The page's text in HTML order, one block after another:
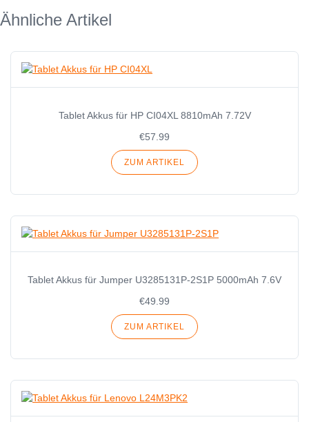
Ähnliche Artikel
Tablet Akkus für HP CI04XL 8810mAh 7.72V
€57.99
ZUM ARTIKEL
Tablet Akkus für Jumper U3285131P-2S1P 5000mAh 7.6V
€49.99
ZUM ARTIKEL